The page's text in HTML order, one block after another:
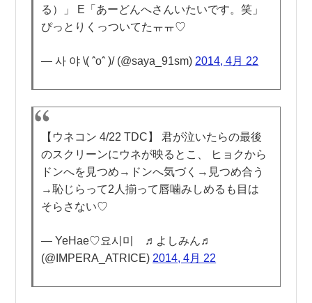
る）」 E「あーどんへさんいたいです。笑」
ぴっとりくっついてたㅠㅠ♡
— 사 야 \( ˆoˆ )/ (@saya_91sm)2014, 4月 22
【ウネコン 4/22 TDC】 君が泣いたらの最後
のスクリーンにウネが映るとこ、 ヒョクから
ドンへを見つめ→ドンへ気づく→見つめ合う
→恥じらって2人揃って唇噛みしめるも目は
そらさない♡
— YeHae♡요시미 ♬よしみん♬
(@IMPERA_ATRICE) 2014, 4月 22